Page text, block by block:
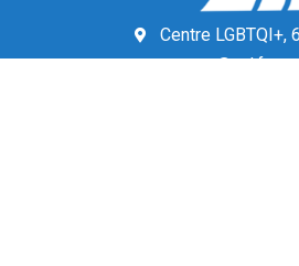
Centre LGBTQI+,
contact@vcl.fr